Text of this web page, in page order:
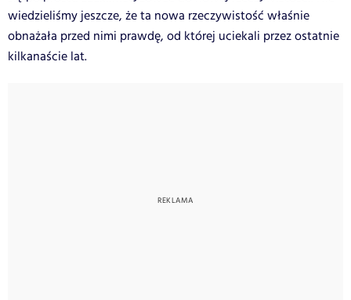
wiedzieliśmy jeszcze, że ta nowa rzeczywistość właśnie
obnażała przed nimi prawdę, od której uciekali przez ostatnie
kilkanaście lat.